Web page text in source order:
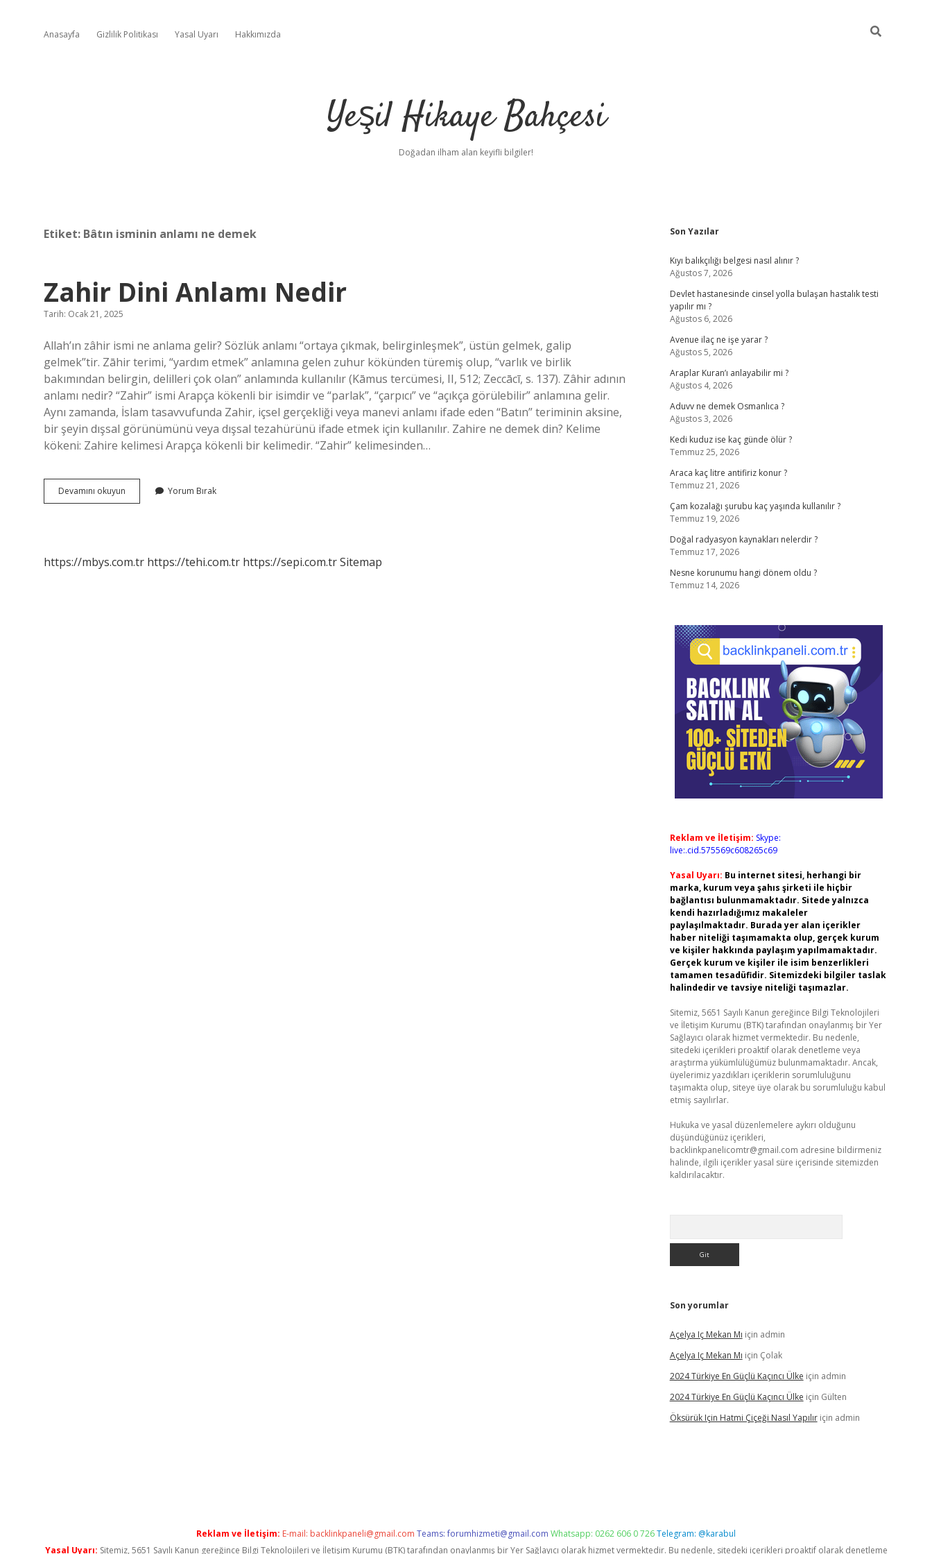
Anasayfa Gizlilik Politikası Yasal Uyarı Hakkımızda
Yeşil Hikaye Bahçesi
Doğadan ilham alan keyifli bilgiler!
Etiket: Bâtın isminin anlamı ne demek
Zahir Dini Anlamı Nedir
Tarih: Ocak 21, 2025
Allah’ın zâhir ismi ne anlama gelir? Sözlük anlamı “ortaya çıkmak, belirginleşmek”, üstün gelmek, galip
gelmek”tir. Zāhir terimi, “yardım etmek” anlamına gelen zuhur kökünden türemiş olup, “varlık ve birlik
bakımından belirgin, delilleri çok olan” anlamında kullanılır (Kāmus tercümesi, II, 512; Zeccācī, s. 137). Zâhir adının
anlamı nedir? “Zahir” ismi Arapça kökenli bir isimdir ve “parlak”, “çarpıcı” ve “açıkça görülebilir” anlamına gelir.
Aynı zamanda, İslam tasavvufunda Zahir, içsel gerçekliği veya manevi anlamı ifade eden “Batın” teriminin aksine,
bir şeyin dışsal görünümünü veya dışsal tezahürünü ifade etmek için kullanılır. Zahire ne demek din? Kelime
kökeni: Zahire kelimesi Arapça kökenli bir kelimedir. “Zahir” kelimesinden…
Devamını okuyun
Dini
Yorum Bırak
https://mbys.com.tr https://tehi.com.tr https://sepi.com.trSitemap
Sidebar
Son Yazılar
Kıyı balıkçılığı belgesi nasıl alınır ?
Ağustos 7, 2026
Devlet hastanesinde cinsel yolla bulaşan hastalık testi
yapılır mı ?
Ağustos 6, 2026
Avenue ilaç ne işe yarar ?
Ağustos 5, 2026
Araplar Kuran’ı anlayabilir mi ?
Ağustos 4, 2026
Aduvv ne demek Osmanlıca ?
Ağustos 3, 2026
Kedi kuduz ise kaç günde ölür ?
Temmuz 25, 2026
Araca kaç litre antifiriz konur ?
Temmuz 21, 2026
Çam kozalağı şurubu kaç yaşında kullanılır ?
Temmuz 19, 2026
Doğal radyasyon kaynakları nelerdir ?
Temmuz 17, 2026
Nesne korunumu hangi dönem oldu ?
Temmuz 14, 2026
Reklam ve İletişim: Skype:
live:.cid.575569c608265c69
Yasal Uyarı: Bu internet sitesi, herhangi bir
marka, kurum veya şahıs şirketi ile hiçbir
bağlantısı bulunmamaktadır. Sitede yalnızca
kendi hazırladığımız makaleler
paylaşılmaktadır. Burada yer alan içerikler
haber niteliği taşımamakta olup, gerçek kurum
ve kişiler hakkında paylaşım yapılmamaktadır.
Gerçek kurum ve kişiler ile isim benzerlikleri
tamamen tesadüfidir. Sitemizdeki bilgiler taslak
halindedir ve tavsiye niteliği taşımazlar.
Sitemiz, 5651 Sayılı Kanun gereğince Bilgi Teknolojileri
ve İletişim Kurumu (BTK) tarafından onaylanmış bir Yer
Sağlayıcı olarak hizmet vermektedir. Bu nedenle,
sitedeki içerikleri proaktif olarak denetleme veya
araştırma yükümlülüğümüz bulunmamaktadır. Ancak,
üyelerimiz yazdıkları içeriklerin sorumluluğunu
taşımakta olup, siteye üye olarak bu sorumluluğu kabul
etmiş sayılırlar.
Hukuka ve yasal düzenlemelere aykırı olduğunu
düşündüğünüz içerikleri,
backlinkpanelicomtr@gmail.com adresine bildirmeniz
halinde, ilgili içerikler yasal süre içerisinde sitemizden
kaldırılacaktır.
Son yorumlar
Açelya Iç Mekan Mı için admin
Açelya Iç Mekan Mı için Çolak
2024 Türkiye En Güçlü Kaçıncı Ülke için admin
2024 Türkiye En Güçlü Kaçıncı Ülke için Gülten
Öksürük Için Hatmi Çiçeği Nasıl Yapılıriçin admin
Reklam ve İletişim: E-mail: backlinkpaneli@gmail.com Teams:forumhizmeti@gmail.com Whatsapp: 0262 606 0 726Telegram: @karabul
Yasal Uyarı: Sitemiz, 5651 Sayılı Kanun gereğince Bilgi Teknolojileri ve İletişim Kurumu (BTK) tarafından onaylanmış bir Yer Sağlayıcı olarak hizmet vermektedir. Bu nedenle, sitedeki içerikleri proaktif olarak denetleme